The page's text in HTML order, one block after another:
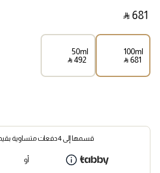
‎ ⃁ ⁦681⁩ ‎
100ml
‎ ⃁ ⁦681⁩ ‎
50ml
‎ ⃁ ⁦492⁩ ‎
قسمها إلى 4 دفعات متساوية بقيمة
أو